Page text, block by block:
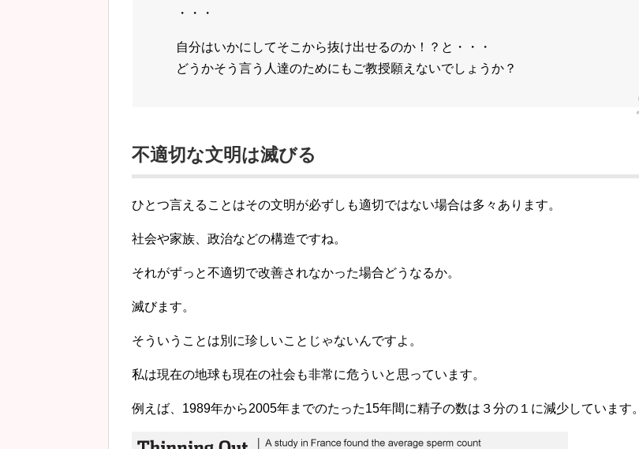
・・・
自分はいかにしてそこから抜け出せるのか！？と・・・
どうかそう言う人達のためにもご教授願えないでしょうか？
不適切な文明は滅びる
ひとつ言えることはその文明が必ずしも適切ではない場合は多々あります。
社会や家族、政治などの構造ですね。
それがずっと不適切で改善されなかった場合どうなるか。
滅びます。
そういうことは別に珍しいことじゃないんですよ。
私は現在の地球も現在の社会も非常に危ういと思っています。
例えば、1989年から2005年までのたった15年間に精子の数は３分の１に減少しています。